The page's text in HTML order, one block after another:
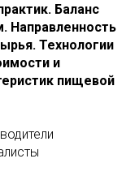
Баланс
Направленность
Технологии
и
пищевой